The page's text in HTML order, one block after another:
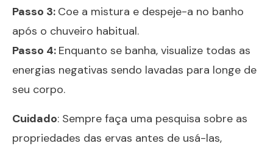
Passo 3: Coe a mistura e despeje-a no banho
após o chuveiro habitual.
Passo 4: Enquanto se banha, visualize todas as
energias negativas sendo lavadas para longe de
seu corpo.
Cuidado: Sempre faça uma pesquisa sobre as
propriedades das ervas antes de usá-las,